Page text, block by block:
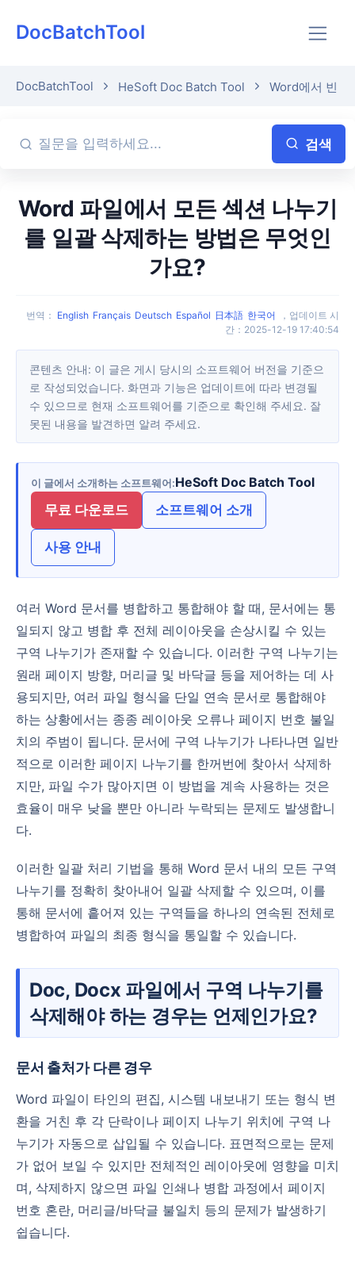
DocBatchTool
DocBatchTool HeSoft Doc Batch Tool Word에서 빈
검색
Word 파일에서 모든 섹션 나누기
를 일괄 삭제하는 방법은 무엇인
가요?
번역 ： English Français Deutsch Español 日本語 한국어 ， 업데이트 시
간 ： 2025-12-19 17:40:54
콘텐츠 안내: 이 글은 게시 당시의 소프트웨어 버전을 기준으
로 작성되었습니다. 화면과 기능은 업데이트에 따라 변경될
수 있으므로 현재 소프트웨어를 기준으로 확인해 주세요. 잘
못된 내용을 발견하면 알려 주세요.
이 글에서 소개하는 소프트웨어 HeSoft Doc Batch Tool
무료 다운로드
소프트웨어 소개
사용 안내
여러 Word 문서를 병합하고 통합해야 할 때, 문서에는 통
일되지 않고 병합 후 전체 레이아웃을 손상시킬 수 있는
구역 나누기가 존재할 수 있습니다. 이러한 구역 나누기는
원래 페이지 방향, 머리글 및 바닥글 등을 제어하는 데 사
용되지만, 여러 파일 형식을 단일 연속 문서로 통합해야
하는 상황에서는 종종 레이아웃 오류나 페이지 번호 불일
치의 주범이 됩니다. 문서에 구역 나누기가 나타나면 일반
적으로 이러한 페이지 나누기를 한꺼번에 찾아서 삭제하
지만, 파일 수가 많아지면 이 방법을 계속 사용하는 것은
효율이 매우 낮을 뿐만 아니라 누락되는 문제도 발생합니
다.
이러한 일괄 처리 기법을 통해 Word 문서 내의 모든 구역
나누기를 정확히 찾아내어 일괄 삭제할 수 있으며, 이를
통해 문서에 흩어져 있는 구역들을 하나의 연속된 전체로
병합하여 파일의 최종 형식을 통일할 수 있습니다.
Doc, Docx 파일에서 구역 나누기를
삭제해야 하는 경우는 언제인가요?
문서 출처가 다른 경우
Word 파일이 타인의 편집, 시스템 내보내기 또는 형식 변
환을 거친 후 각 단락이나 페이지 나누기 위치에 구역 나
누기가 자동으로 삽입될 수 있습니다. 표면적으로는 문제
가 없어 보일 수 있지만 전체적인 레이아웃에 영향을 미치
며, 삭제하지 않으면 파일 인쇄나 병합 과정에서 페이지
번호 혼란, 머리글/바닥글 불일치 등의 문제가 발생하기
쉽습니다.